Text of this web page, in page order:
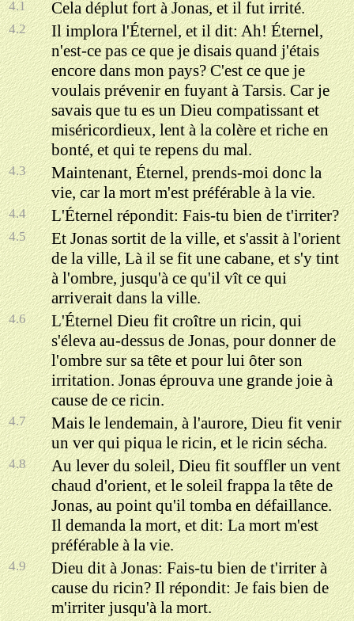
4.1 Cela déplut fort à Jonas, et il fut irrité.
4.2
Il implora l'Éternel, et il dit: Ah! Éternel,
n'est-ce pas ce que je disais quand j'étais
encore dans mon pays? C'est ce que je
voulais prévenir en fuyant à Tarsis. Car je
savais que tu es un Dieu compatissant et
miséricordieux, lent à la colère et riche en
bonté, et qui te repens du mal.
4.3
Maintenant, Éternel, prends-moi donc la
vie, car la mort m'est préférable à la vie.
4.4 L'Éternel répondit: Fais-tu bien de t'irriter?
4.5
Et Jonas sortit de la ville, et s'assit à l'orient
de la ville, Là il se fit une cabane, et s'y tint
à l'ombre, jusqu'à ce qu'il vît ce qui
arriverait dans la ville.
4.6
L'Éternel Dieu fit croître un ricin, qui
s'éleva au-dessus de Jonas, pour donner de
l'ombre sur sa tête et pour lui ôter son
irritation. Jonas éprouva une grande joie à
cause de ce ricin.
4.7
Mais le lendemain, à l'aurore, Dieu fit venir
un ver qui piqua le ricin, et le ricin sécha.
4.8
Au lever du soleil, Dieu fit souffler un vent
chaud d'orient, et le soleil frappa la tête de
Jonas, au point qu'il tomba en défaillance.
Il demanda la mort, et dit: La mort m'est
préférable à la vie.
4.9
Dieu dit à Jonas: Fais-tu bien de t'irriter à
cause du ricin? Il répondit: Je fais bien de
m'irriter jusqu'à la mort.